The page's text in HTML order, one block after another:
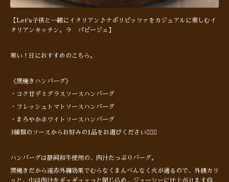
【Let's子供と一緒にイタリアン♪ナポリピッツァをカジュアルに楽しむイ
タリアンキッチン。ラ パピージェ】
寒い！日におすすめのこちら。
《窯焼きハンバーグ》
・コク甘デミグラスソースハンバーグ
・フレッシュトマトソースハンバーグ
・まろやかホワイトソースハンバーグ
3種類のソースからお好みの1品をお選びください🙋🏻‍♂️
ハンバーグは静岡和牛使用の、肉汁たっぷりバーグ。
窯焼きだから遠赤外線効果でむらなくまんべんなく火が通るので、外側カリ
ッと、中は肉汁をギュギュッっと閉じ込め、ジューシーに仕上がります😋